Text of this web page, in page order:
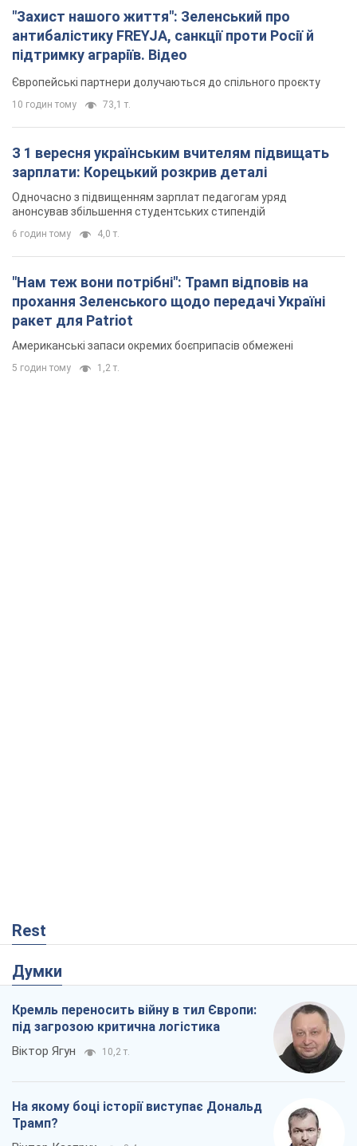
"Захист нашого життя": Зеленський про
антибалістику FREYJA, санкції проти Росії й
підтримку аграріїв. Відео
Європейські партнери долучаються до спільного проєкту
10 годин тому 73,1 т.
З 1 вересня українським вчителям підвищать
зарплати: Корецький розкрив деталі
Одночасно з підвищенням зарплат педагогам уряд
анонсував збільшення студентських стипендій
6 годин тому 4,0 т.
"Нам теж вони потрібні": Трамп відповів на
прохання Зеленського щодо передачі Україні
ракет для Patriot
Американські запаси окремих боєприпасів обмежені
5 годин тому 1,2 т.
Rest
Думки
Кремль переносить війну в тил Європи:
під загрозою критична логістика
Віктор Ягун 10,2 т.
На якому боці історії виступає Дональд
Трамп?